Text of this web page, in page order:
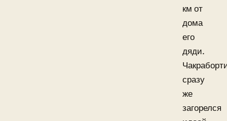
км от
дома
его
дяди.
сразу
же
загорелся